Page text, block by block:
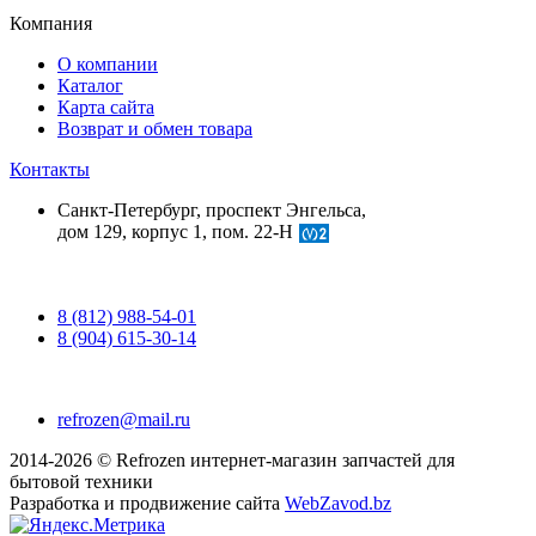
Компания
О компании
Каталог
Карта сайта
Возврат и обмен товара
Контакты
Санкт-Петербург, проспект Энгельса,
дом 129, корпус 1, пом. 22-Н
8 (812) 988-54-01
8 (904) 615-30-14
refrozen@mail.ru
2014-2026 © Refrozen интернет-магазин запчастей для
бытовой техники
Разработка и продвижение сайта WebZavod.bz